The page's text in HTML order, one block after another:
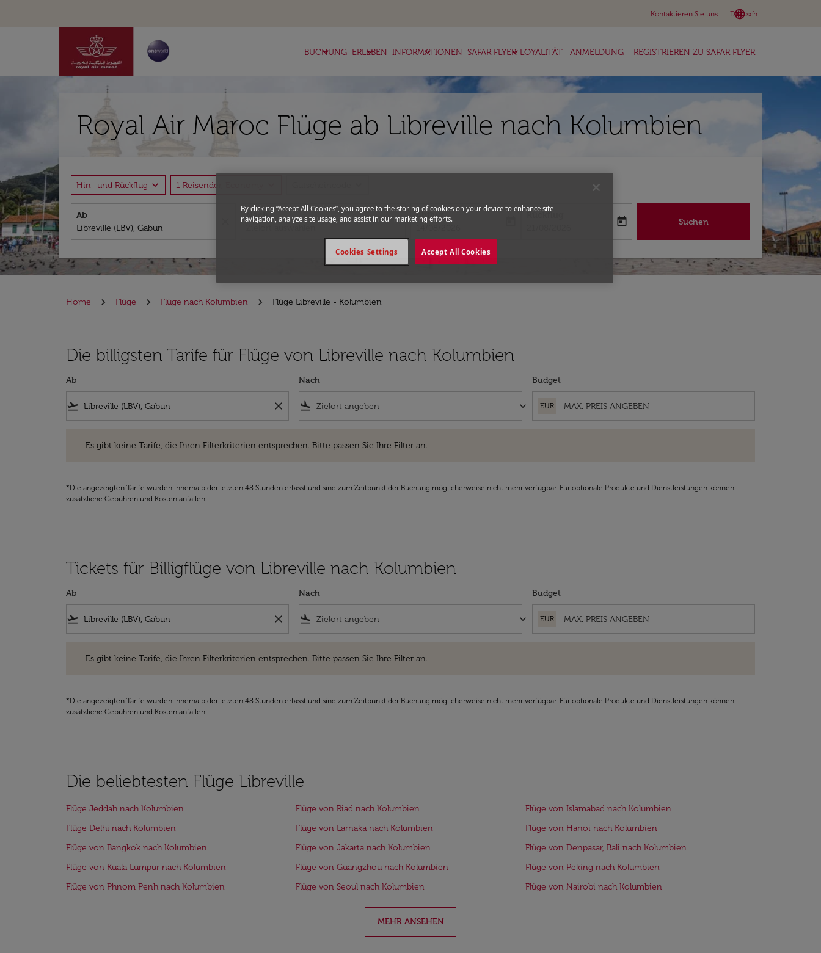
Kontaktieren Sie uns language
Deutsch
keyboard_arrow_down
BUCHUNG
keyboard_arrow_down ERLEBEN
keyboard_arrow_down INFORMATIONEN
keyboard_arrow_down SAFAR FLYER-LOYALITÄT
keyboard_arrow_down ANMELDUNG REGISTRIEREN ZU SAFAR FLYER
Royal Air Maroc Flüge ab Libreville nach Kolumbien
Hin- und Rückflug expand_more 1 Reisender, Economy
Ab Nach
Abflug
fc-booking-return-date-aria-label
today Suchen
Home Flüge Flüge nach Kolumbien Flüge Libreville - Kolumbien
Die billigsten Tarife für Flüge von Libreville nach Kolumbien
Ab
flight_takeoff close
Nach
flight_land keyboard_arrow_down
Budget
EUR
Es gibt keine Tarife, die Ihren Filterkriterien entsprechen. Bitte passen Sie Ihre Filter an.
*Die angezeigten Tarife wurden innerhalb der letzten 48 Stunden erfasst und sind zum Zeitpunkt der Buchung möglicherweise nicht mehr verfügbar. Für optionale Produkte und Dienstleistungen können
zusätzliche Gebühren und Kosten anfallen.
Tickets für Billigflüge von Libreville nach Kolumbien
Ab
flight_takeoff close
Nach
flight_land keyboard_arrow_down
Budget
EUR
Es gibt keine Tarife, die Ihren Filterkriterien entsprechen. Bitte passen Sie Ihre Filter an.
*Die angezeigten Tarife wurden innerhalb der letzten 48 Stunden erfasst und sind zum Zeitpunkt der Buchung möglicherweise nicht mehr verfügbar. Für optionale Produkte und Dienstleistungen können
zusätzliche Gebühren und Kosten anfallen.
Die beliebtesten Flüge Libreville
Flüge Jeddah nach Kolumbien Flüge von Riad nach Kolumbien
Flüge von Islamabad nach Kolumbien
Flüge Delhi nach Kolumbien
Flüge von Larnaka nach Kolumbien
Flüge von Hanoi nach Kolumbien
Flüge von Bangkok nach Kolumbien
Flüge von Jakarta nach Kolumbien
Flüge von Denpasar, Bali nach Kolumbien
Flüge von Kuala Lumpur nach Kolumbien
Flüge von Guangzhou nach Kolumbien
Flüge von Peking nach Kolumbien
Flüge von Phnom Penh nach Kolumbien
Flüge von Seoul nach Kolumbien Flüge von Nairobi nach Kolumbien
MEHR ANSEHEN
By clicking “Accept All Cookies”, you agree to the storing of cookies on your device to enhance site
navigation, analyze site usage, and assist in our marketing efforts.
Accept All Cookies
Cookies Settings